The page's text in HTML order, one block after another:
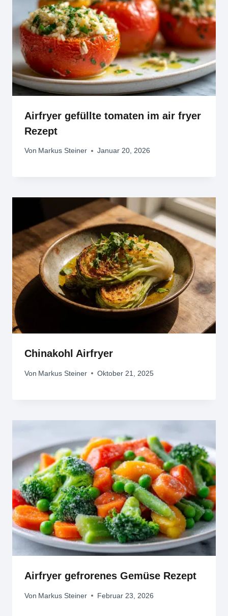
Airfryer gefüllte tomaten im air fryer
Rezept
Von Markus Steiner Januar 20, 2026
Chinakohl Airfryer
Von Markus Steiner Oktober 21, 2025
Airfryer gefrorenes Gemüse Rezept
Von Markus Steiner Februar 23, 2026